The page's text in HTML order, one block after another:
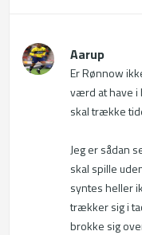
Aarup
Er Rønnow
værd at have i
skal trække
Jeg er sådan
skal spille
syntes heller
trækker sig i
brokke sig